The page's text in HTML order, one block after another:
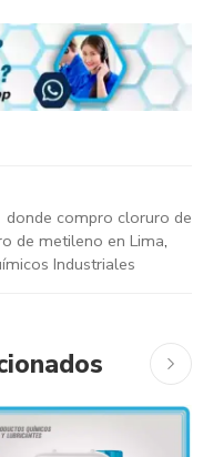
donde compro cloruro de
de metileno en Lima,
Industriales